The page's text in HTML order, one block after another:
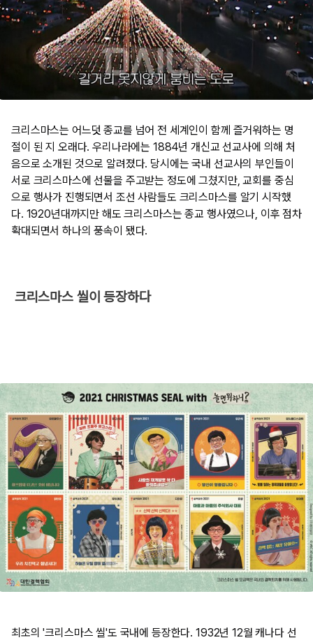
크리스마스는 어느덧 종교를 넘어 전 세계인이 함께 즐거워하는 명
절이 된 지 오래다. 우리나라에는 1884년 개신교 선교사에 의해 처
음으로 소개된 것으로 알려졌다. 당시에는 국내 선교사의 부인들이
서로 크리스마스에 선물을 주고받는 정도에 그쳤지만, 교회를 중심
으로 행사가 진행되면서 조선 사람들도 크리스마스를 알기 시작했
다. 1920년대까지만 해도 크리스마스는 종교 행사였으나, 이후 점차
확대되면서 하나의 풍속이 됐다.
​ 크리스마스 씰이 등장하다
최초의 '크리스마스 씰'도 국내에 등장한다. 1932년 12월 캐나다 선